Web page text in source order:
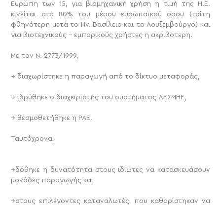
Ευρώπη των 15, για βιομηχανική χρήση η τιμή της Η.Ε.
κινείται στο 80% του μέσου ευρωπαϊκού όρου (τρίτη
φθηνότερη μετά το Ην. Βασίλειο και το Λουξεμβούργο) και
για βιοτεχνικούς – εμπορικούς χρήστες η ακριβότερη.
Με τον Ν. 2773/1999,
→ διαχωρίστηκε η παραγωγή από το δίκτυο μεταφοράς,
→ ιδρύθηκε ο διαχειριστής του συστήματος ΔΕΣΜΗΕ,
→ θεσμοθετήθηκε η ΡΑΕ.
Ταυτόχρονα,
→δόθηκε η δυνατότητα στους ιδιώτες να κατασκευάσουν
μονάδες παραγωγής και
→στους επιλέγοντες καταναλωτές, που καθορίστηκαν να